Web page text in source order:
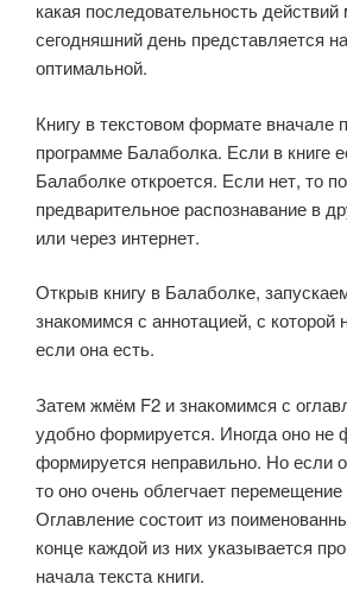
какая последовательность действий
сегодняшний день представляется
оптимальной.
Книгу в текстовом формате вначале
программе Балаболка. Если в книге
Балаболке откроется. Если нет, то
предварительное распознавание в
или через интернет.
Открыв книгу в Балаболке,
знакомимся с аннотацией, с которой
если она есть.
Затем жмём F2 и знакомимся с
удобно формируется. Иногда оно не
формируется неправильно. Но если
то оно очень облегчает перемещение
Оглавление состоит из
конце каждой из них указывается
начала текста книги.